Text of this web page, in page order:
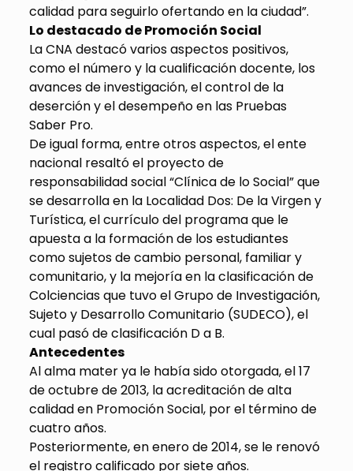
calidad para seguirlo ofertando en la ciudad”.
Lo destacado de Promoción Social
La CNA destacó varios aspectos positivos,
como el número y la cualificación docente, los
avances de investigación, el control de la
deserción y el desempeño en las Pruebas
Saber Pro.
De igual forma, entre otros aspectos, el ente
nacional resaltó el proyecto de
responsabilidad social “Clínica de lo Social” que
se desarrolla en la Localidad Dos: De la Virgen y
Turística, el currículo del programa que le
apuesta a la formación de los estudiantes
como sujetos de cambio personal, familiar y
comunitario, y la mejoría en la clasificación de
Colciencias que tuvo el Grupo de Investigación,
Sujeto y Desarrollo Comunitario (SUDECO), el
cual pasó de clasificación D a B.
Antecedentes
Al alma mater ya le había sido otorgada, el 17
de octubre de 2013, la acreditación de alta
calidad en Promoción Social, por el término de
cuatro años.
Posteriormente, en enero de 2014, se le renovó
el registro calificado por siete años.